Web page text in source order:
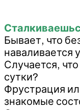
Бывает, что
наваливается
Случается,
сутки?
Фрустрация
знакомые